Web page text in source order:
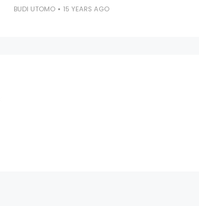
BUDI UTOMO 15 YEARS AGO